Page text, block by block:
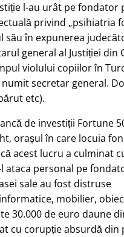
l-au urât pe fondator
privind psihiatria
său în expunerea
general al Justiției din
violului copiilor în
numit secretar general.
etc).
de investiții Fortune
orașul în care locuia
acest lucru a culminat
ataca personal pe
sale au fost distruse
mobilier,
30.000 de euro daune
cu corupție absurdă din